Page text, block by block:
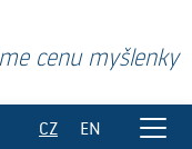
cenu myšlenky
CZ EN